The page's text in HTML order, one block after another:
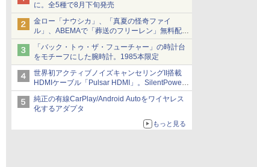
に。全5種で8月下旬発売
金ロー「ナウシカ」、「真夏の怪奇ファイ
ル」、ABEMAで「葬送のフリーレン」無料配信
など。夏の特番・配信情報
「バック・トゥ・ザ・フューチャー」の時計台
をモチーフにした腕時計。1985本限定
世界初アクティブノイズキャンセリングII搭載
HDMIケーブル「Pulsar HDMI」。SilentPower
から
純正の有線CarPlay/Android Autoをワイヤレス
化するアダプタ
もっと見る